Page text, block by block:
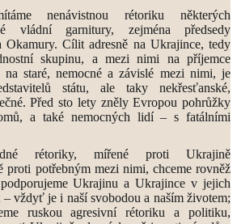
nenávistnou rétoriku některých
vládní garnitury, zejména předsedy
Okamury. Cílit adresně na Ukrajince, tedy
skupinu, a mezi nimi na příjemce
na staré, nemocné a závislé mezi nimi, je
státu, ale taky nekřesťanské,
Před sto lety zněly Evropou pohrůžky
a také nemocných lidí – s fatálními
rétoriky, mířené proti Ukrajině
proti potřebným mezi nimi, chceme rovněž
Ukrajinu a Ukrajince v jejich
vždyť je i naší svobodou a naším životem;
ruskou agresivní rétoriku a politiku,